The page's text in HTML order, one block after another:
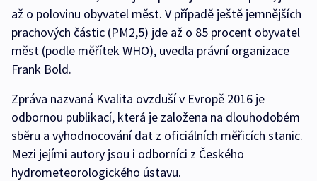
až o polovinu obyvatel měst. V případě ještě jemnějších
prachových částic (PM2,5) jde až o 85 procent obyvatel
měst (podle měřítek WHO), uvedla právní organizace
Frank Bold.
Zpráva nazvaná Kvalita ovzduší v Evropě 2016 je
odbornou publikací, která je založena na dlouhodobém
sběru a vyhodnocování dat z oficiálních měřicích stanic.
Mezi jejími autory jsou i odborníci z Českého
hydrometeorologického ústavu.